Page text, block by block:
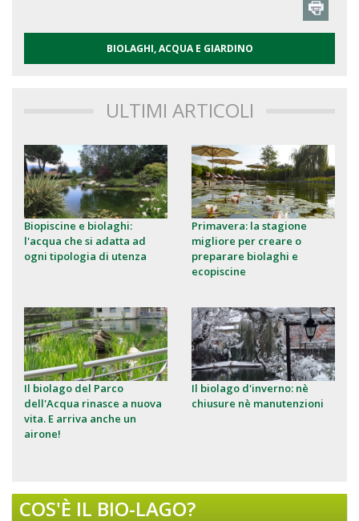
BIOLAGHI, ACQUA E GIARDINO
ULTIMI ARTICOLI
Biopiscine e biolaghi:
l'acqua che si adatta ad
ogni tipologia di utenza
Primavera: la stagione
migliore per creare o
preparare biolaghi e
ecopiscine
Il biolago del Parco
dell'Acqua rinasce a nuova
vita. E arriva anche un
airone!
Il biolago d'inverno: nè
chiusure nè manutenzioni
COS'È IL BIO-LAGO?